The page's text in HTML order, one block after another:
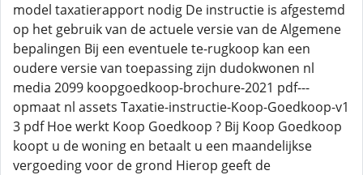
model taxatierapport nodig De instructie is afgestemd
op het gebruik van de actuele versie van de Algemene
bepalingen Bij een eventuele te-rugkoop kan een
oudere versie van toepassing zijn dudokwonen nl
media 2099 koopgoedkoop-brochure-2021 pdf---
opmaat nl assets Taxatie-instructie-Koop-Goedkoop-v1
3 pdf Hoe werkt Koop Goedkoop ? Bij Koop Goedkoop
koopt u de woning en betaalt u een maandelijkse
vergoeding voor de grond Hierop geeft de